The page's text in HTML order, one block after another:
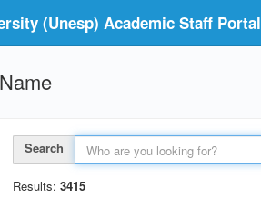
(Unesp) Academic Staff Portal
Name
Search
Results: 3415